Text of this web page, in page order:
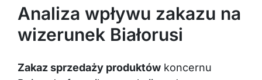
Analiza wpływu zakazu na
wizerunek Białorusi
Zakaz sprzedaży produktów koncernu